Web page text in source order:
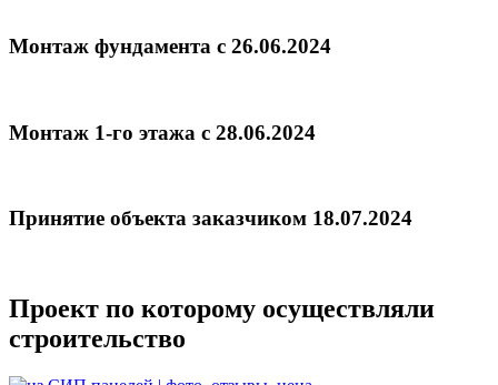
Монтаж фундамента с 26.06.2024
Монтаж 1-го этажа с 28.06.2024
Принятие объекта заказчиком 18.07.2024
Проект по которому осуществляли
строительство